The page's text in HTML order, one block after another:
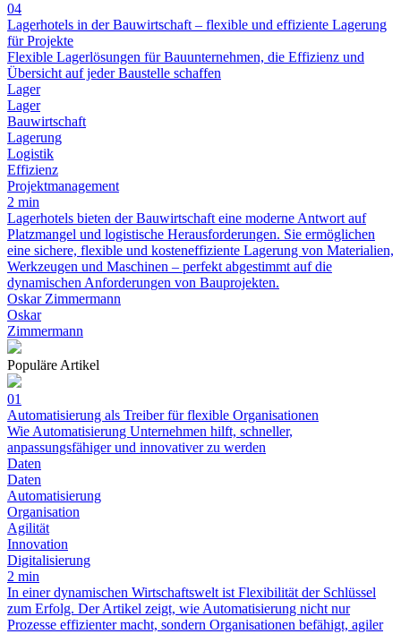
04
Lagerhotels in der Bauwirtschaft – flexible und effiziente Lagerung
für Projekte
Flexible Lagerlösungen für Bauunternehmen, die Effizienz und
Übersicht auf jeder Baustelle schaffen
Lager
Lager
Bauwirtschaft
Lagerung
Logistik
Effizienz
Projektmanagement
2 min
Lagerhotels bieten der Bauwirtschaft eine moderne Antwort auf
Platzmangel und logistische Herausforderungen. Sie ermöglichen
eine sichere, flexible und kosteneffiziente Lagerung von Materialien,
Werkzeugen und Maschinen – perfekt abgestimmt auf die
dynamischen Anforderungen von Bauprojekten.
Oskar Zimmermann
Oskar
Zimmermann
Populäre Artikel
01
Automatisierung als Treiber für flexible Organisationen
Wie Automatisierung Unternehmen hilft, schneller,
anpassungsfähiger und innovativer zu werden
Daten
Daten
Automatisierung
Organisation
Agilität
Innovation
Digitalisierung
2 min
In einer dynamischen Wirtschaftswelt ist Flexibilität der Schlüssel
zum Erfolg. Der Artikel zeigt, wie Automatisierung nicht nur
Prozesse effizienter macht, sondern Organisationen befähigt, agiler